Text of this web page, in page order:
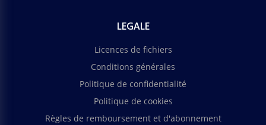
LEGALE
Licences de fichiers
Conditions générales
Politique de confidentialité
Politique de cookies
Règles de remboursement et d'abonnement